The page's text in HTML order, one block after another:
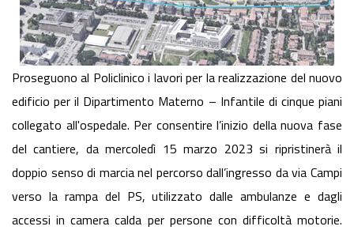
Proseguono al Policlinico i lavori per la realizzazione del nuovo
edificio per il Dipartimento Materno – Infantile di cinque piani
collegato all'ospedale. Per consentire l’inizio della nuova fase
del cantiere, da mercoledì 15 marzo 2023 si ripristinerà il
doppio senso di marcia nel percorso dall’ingresso da via Campi
verso la rampa del PS, utilizzato dalle ambulanze e dagli
accessi in camera calda per persone con difficoltà motorie.